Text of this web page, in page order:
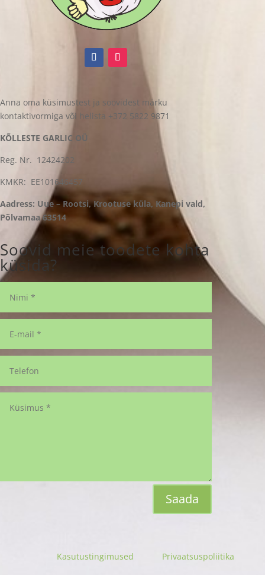
Anna oma küsimustest ja soovidest märku
kontaktivormiga või helista +372 5822 9871
KÕLLESTE GARLIC OÜ
Reg. Nr. 12424202
KMKR: EE101646457
Aadress: Uue – Rootsi, Krootuse küla, Kanepi vald,
Põlvamaa 63514
Soovid meie toodete kohta
küsida?
Saada
Kasutustingimused Privaatsuspoliitika